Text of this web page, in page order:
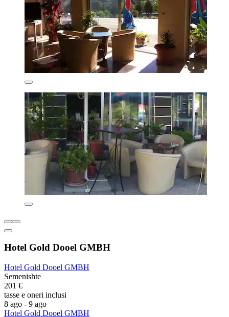
Hotel Gold Dooel GMBH
Hotel Gold Dooel GMBH
Semenishte
201 €
tasse e oneri inclusi
8 ago - 9 ago
Hotel Gold Dooel GMBH